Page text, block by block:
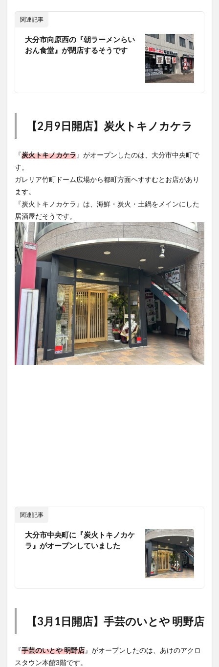
関連記事
大分市向原西の『朝ラーメンらい
おん食堂』が閉店するそうです
【2月9日開店】炭火トキノカケラ
『炭火トキノカケラ』がオープンしたのは、大分市中央町で
す。
ガレリア竹町ドーム広場から都町方面ヘすすむとお店があり
ます。
『炭火トキノカケラ』は、海鮮・炭火・土鍋をメインにした
居酒屋だそうです。
関連記事
大分市中央町に『炭火トキノカケ
ラ』がオープンしていました
【3月1日開店】手芸のいとや 明野店
『手芸のいとや 明野店』がオープンしたのは、あけのアクロ
スタウン本館3階です。